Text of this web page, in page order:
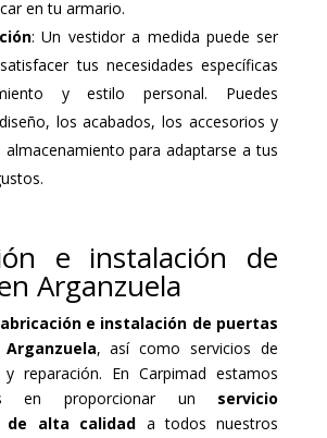
en tu armario.
: Un vestidor a medida puede ser
tus necesidades específicas
y estilo personal. Puedes
los acabados, los accesorios y
para adaptarse a tus
e instalación de
Arganzuela
e instalación de puertas
, así como servicios de
reparación. En Carpimad estamos
en proporcionar un servicio
de alta calidad a todos nuestros